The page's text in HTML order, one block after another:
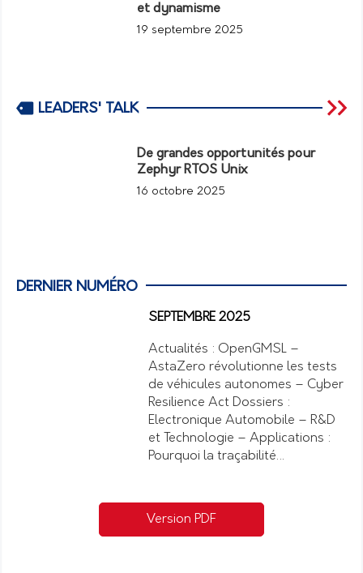
et dynamisme
19 septembre 2025
LEADERS' TALK
De grandes opportunités pour
Zephyr RTOS Unix
16 octobre 2025
DERNIER NUMÉRO
SEPTEMBRE 2025
Actualités : OpenGMSL –
AstaZero révolutionne les tests
de véhicules autonomes – Cyber
Resilience Act Dossiers :
Electronique Automobile – R&D
et Technologie – Applications :
Pourquoi la traçabilité…
Version PDF